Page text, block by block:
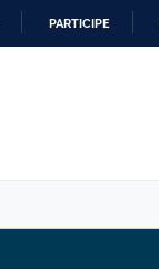
PARTICIPE